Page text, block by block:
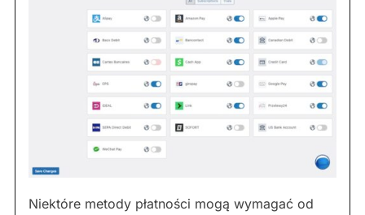
Niektóre metody płatności mogą wymagać od